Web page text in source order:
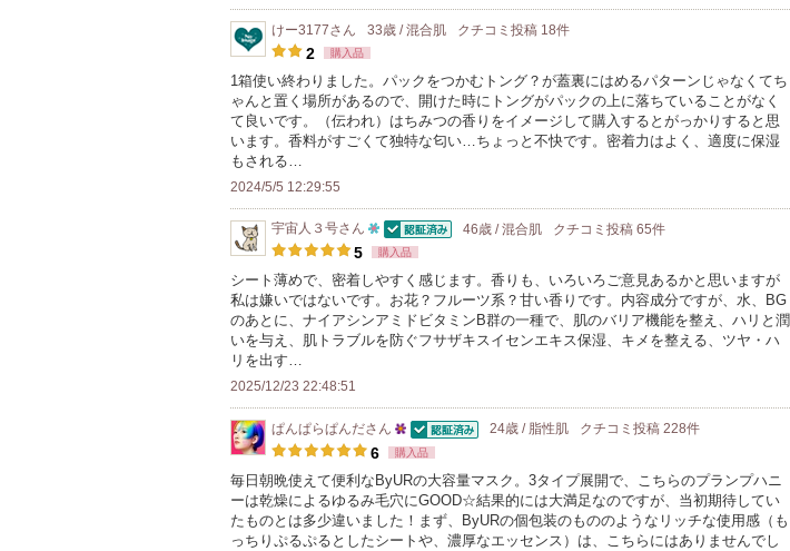
けー3177さん 33歳 / 混合肌 クチコミ投稿 18件
2 購入品
1箱使い終わりました。パックをつかむトング？が蓋裏にはめるパターンじゃなくてち
ゃんと置く場所があるので、開けた時にトングがパックの上に落ちていることがなく
て良いです。（伝われ）はちみつの香りをイメージして購入するとがっかりすると思
います。香料がすごくて独特な匂い…ちょっと不快です。密着力はよく、適度に保湿
もされる…
2024/5/5 12:29:55
宇宙人３号さん
10
人
以
上
ン
バ
ー
に
お
気
認証済
46歳 / 混合肌 クチコミ投稿 65件
5 購入品
シート薄めで、密着しやすく感じます。香りも、いろいろご意見あるかと思いますが
私は嫌いではないです。お花？フルーツ系？甘い香りです。内容成分ですが、水、BG
のあとに、ナイアシンアミドビタミンB群の一種で、肌のバリア機能を整え、ハリと潤
いを与え、肌トラブルを防ぐフサザキスイセンエキス保湿、キメを整える、ツヤ・ハ
リを出す…
2025/12/23 22:48:51
ぱんぱらぱんださん
25
人
以
上
認証済
24歳 / 脂性肌 クチコミ投稿 228件
6 購入品
毎日朝晩使えて便利なByURの大容量マスク。3タイプ展開で、こちらのプランプハニ
ーは乾燥によるゆるみ毛穴にGOOD☆結果的には大満足なのですが、当初期待してい
たものとは多少違いました！まず、ByURの個包装のもののようなリッチな使用感（も
っちりぷるぷるとしたシートや、濃厚なエッセンス）は、こちらにはありませんでし